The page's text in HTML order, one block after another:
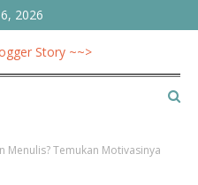
2026
Story ~~>
Menulis? Temukan Motivasinya